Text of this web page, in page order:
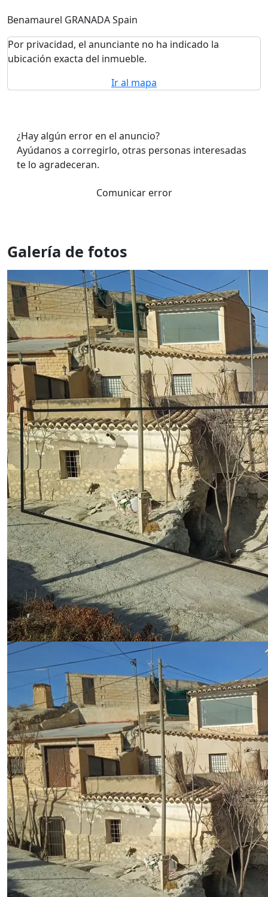
Benamaurel GRANADA Spain
Por privacidad, el anunciante no ha indicado la
ubicación exacta del inmueble.
Ir al mapa
¿Hay algún error en el anuncio?
Ayúdanos a corregirlo, otras personas interesadas
te lo agradeceran.
Comunicar error
Galería de fotos